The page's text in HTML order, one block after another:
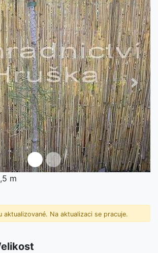
Další
m
aktualizované. Na aktualizaci se pracuje.